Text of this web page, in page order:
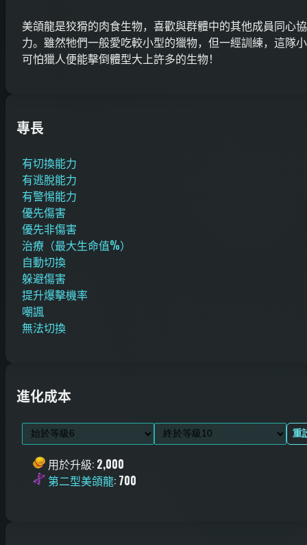
美頜龍是狡猾的肉食生物，喜歡與群體中的其他成員同心協
力。雖然牠們一般愛吃較小型的獵物，但一經訓練，這隊
可怕獵人便能擊倒體型大上許多的生物！
專長
有切換能力
有逃脫能力
有警惕能力
優先傷害
優先非傷害
治療（最大生命值%）
自動切換
躲避傷害
提升爆擊機率
嘲諷
無法切換
進化成本
重
用於升級: 2,000
第二型美頜龍: 700